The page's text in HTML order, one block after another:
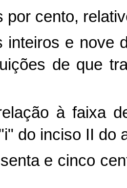
por cento,
inteiros e nove
de que
à faixa
do inciso II do
e cinco